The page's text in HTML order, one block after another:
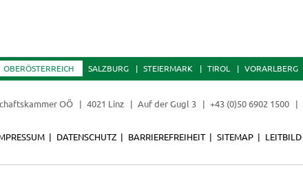
OBERÖSTERREICH SALZBURG STEIERMARK TIROL VORARLBERG
OÖ 4021 Linz Auf der Gugl 3 +43 (0)50 6902 1500
DATENSCHUTZ BARRIEREFREIHEIT SITEMAP LEITBILD